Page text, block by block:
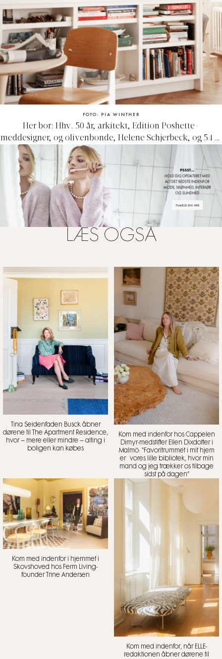
FOTO: PIA WINTHER
Her bor: Hhv. 50 år, arkitekt, Edition Poshette-
meddesigner, og olivenbonde, Helene Schjerbeck, og 54 år
og vinhandler, Iakob Schjerbeck. De bor i en lejlighed på
Nørrebro i København, og har været sammen siden 1987.
De har boet mange år i Frankrig og bor i dag også delvist i
Italien. Sammen har de to sønner på hhv. 19 og 25 år.
Følg Helenes Edition Poshette-univers på
@editionposhette og Iakobs vinhandel på @vintrovin
LÆS OGSÅ
Tina Seidenfaden Busck åbner
dørene til The Apartment Residence,
hvor – mere eller mindre – alting i
boligen kan købes
Kom med indenfor hos Cappelen
Dimyr-medstifter Ellen Dixdotter i
Malmö: “Favoritrummet i mit hjem
er vores lille bibliotek, hvor min
mand og jeg trækker os tilbage
sidst på dagen”
Kom med indenfor i hjemmet i
Skovshoved hos Ferm Living-
founder Trine Andersen
Kom med indenfor, når ELLE-
redaktionen åbner dørene til